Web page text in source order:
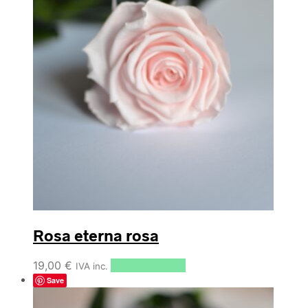
Rosa eterna rosa
19,00 € IVA inc.
Save